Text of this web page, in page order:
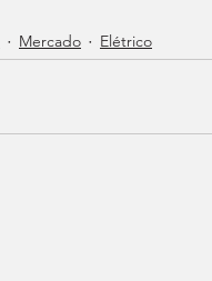
Mercado Elétrico